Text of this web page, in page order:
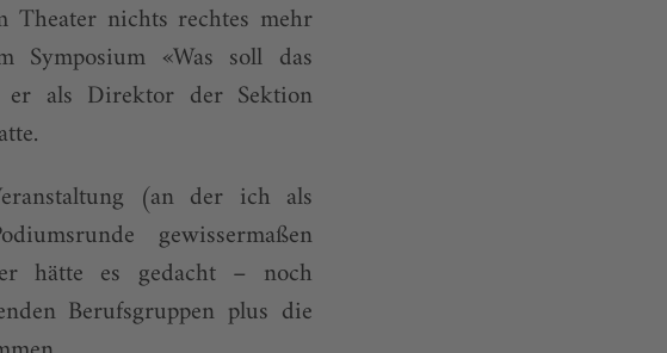
nichts rechtes mehr
Symposium «Was soll das
er als Direktor der Sektion
(an der ich als
gewissermaßen
hätte es gedacht – noch
Berufsgruppen plus die